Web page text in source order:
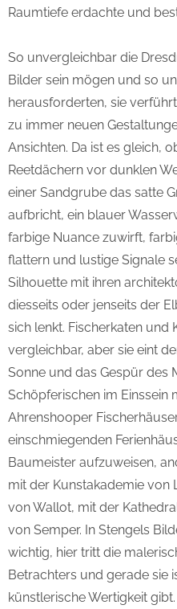
Raumtiefe erdachte und
So unvergleichbar die
Bilder sein mögen und so
herausforderten, sie
zu immer neuen
Ansichten. Da ist es gleich,
Reetdächern vor dunklen
einer Sandgrube das satte
aufbricht, ein blauer
farbige Nuance zuwirft,
flattern und lustige Signale
Silhouette mit ihren
diesseits oder jenseits der
sich lenkt. Fischerkaten und
vergleichbar, aber sie eint
Sonne und das Gespür des
Schöpferischen im Einssein
Ahrenshooper
einschmiegenden
Baumeister aufzuweisen,
mit der Kunstakademie von
von Wallot, mit der
von Semper. In Stengels
wichtig, hier tritt die
Betrachters und gerade sie
künstlerische Wertigkeit gibt.